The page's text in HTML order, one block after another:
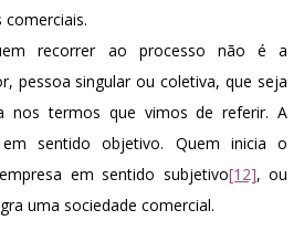
comerciais.
recorrer ao processo não é a
pessoa singular ou coletiva, que seja
nos termos que vimos de referir. A
sentido objetivo. Quem inicia o
em sentido subjetivo[12], ou
uma sociedade comercial.